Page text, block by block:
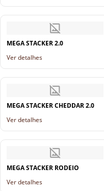
MEGA STACKER 2.0
Ver detalhes
MEGA STACKER CHEDDAR 2.0
Ver detalhes
MEGA STACKER RODEIO
Ver detalhes